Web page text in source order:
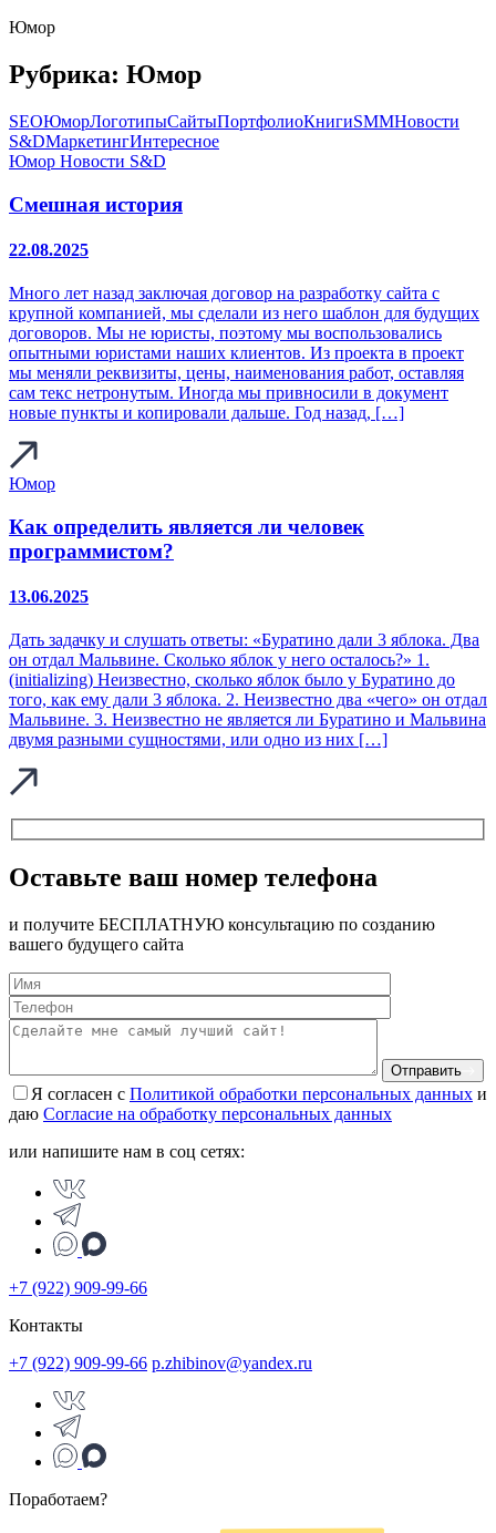
Юмор
Рубрика: Юмор
SEOЮморЛоготипыСайтыПортфолиоКнигиSMMНовости
S&DМаркетингИнтересное
Юмор Новости S&D
Смешная история
22.08.2025
Много лет назад заключая договор на разработку сайта с
крупной компанией, мы сделали из него шаблон для будущих
договоров. Мы не юристы, поэтому мы воспользовались
опытными юристами наших клиентов. Из проекта в проект
мы меняли реквизиты, цены, наименования работ, оставляя
сам текс нетронутым. Иногда мы привносили в документ
новые пункты и копировали дальше. Год назад, […]
Юмор
Как определить является ли человек
программистом?
13.06.2025
Дать задачку и слушать ответы: «Буратино дали 3 яблока. Два
он отдал Мальвине. Сколько яблок у него осталось?» 1.
(initializing) Неизвестно, сколько яблок было у Буратино до
того, как ему дали 3 яблока. 2. Неизвестно два «чего» он отдал
Мальвине. 3. Неизвестно не является ли Буратино и Мальвина
двумя разными сущностями, или одно из них […]
Оставьте ваш номер телефона
и получите БЕСПЛАТНУЮ консультацию по созданию
вашего будущего сайта
Отправить
Я согласен с Политикой обработки персональных данных и
даю Согласие на обработку персональных данных
или напишите нам в соц сетях:
+7 (922) 909-99-66
Контакты
+7 (922) 909-99-66 p.zhibinov@yandex.ru
Поработаем?